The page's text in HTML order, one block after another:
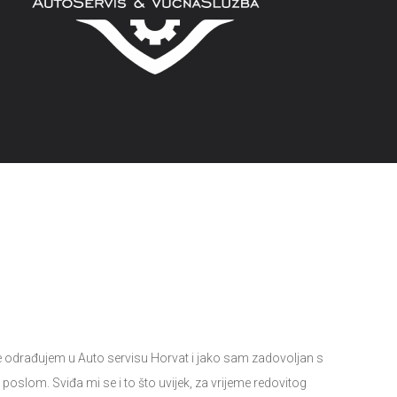
odrađujem u Auto servisu Horvat i jako sam zadovoljan s
Sviđa mi se i to što uvijek, za vrijeme redovitog